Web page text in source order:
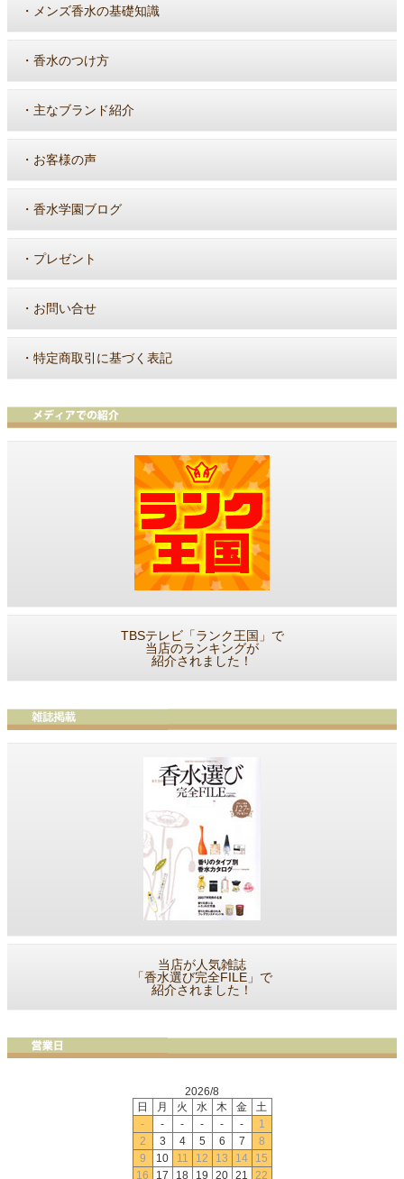
・ メンズ香水の基礎知識
・ 香水のつけ方
・ 主なブランド紹介
・ お客様の声
・ 香水学園ブログ
・ プレゼント
・ お問い合せ
・ 特定商取引に基づく表記
TBSテレビ「ランク王国」で
当店のランキングが
紹介されました！
当店が人気雑誌
「香水選び完全FILE」で
紹介されました！
2026/8
日
月 火 水 木 金
土
-
- - - - -
1
2
3 4 5 6 7
8
9
10 11 12 13 14
15
16
17 18 19 20 21 22